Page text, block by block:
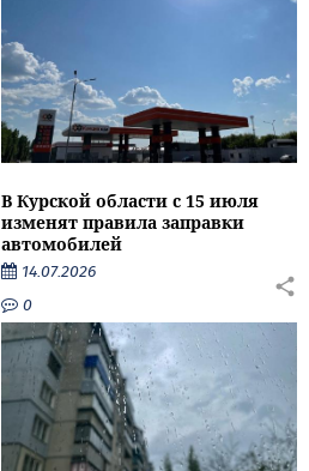
В Курской области с 15 июля
изменят правила заправки
автомобилей
14.07.2026
0